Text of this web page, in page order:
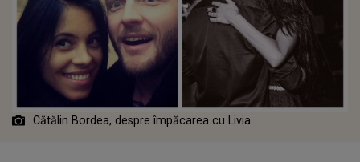
Cătălin Bordea, despre împăcarea cu Livia